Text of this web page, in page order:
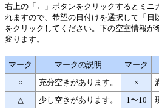
右上の「←」ボタンをクリックするとミニ
れますので、希望の日付けを選択して「日
をクリックしてください。下の空室情報が
変ります。
マーク マークの説明
マーク
○
充分空きがあります。 ×
△
少し空きがあります。 1〜10